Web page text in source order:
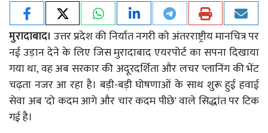
मुरादाबाद। उत्तर प्रदेश की निर्यात नगरी को अंतरराष्ट्रीय मानचित्र पर
नई उड़ान देने के लिए जिस मुरादाबाद एयरपोर्ट का सपना दिखाया
गया था, वह अब सरकार की अदूरदर्शिता और लचर प्लानिंग की भेंट
चढ़ता नजर आ रहा है। बड़ी-बड़ी घोषणाओं के साथ शुरू हुई हवाई
सेवा अब 'दो कदम आगे और चार कदम पीछे' वाले सिद्धांत पर टिक
गई है।